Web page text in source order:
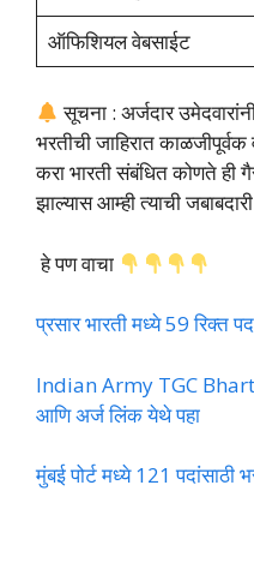
ऑफिशियल वेबसाईट
सूचना : अर्जदार
भरतीची जाहिरात
करा भारती संबंधित कोणते
झाल्यास आम्ही त्याची
हे पण वाचा
प्रसार भारती मध्ये 59 रिक्त
Indian Army TGC Bharti
आणि अर्ज लिंक येथे पहा
मुंबई पोर्ट मध्ये 121 पदांसाठी